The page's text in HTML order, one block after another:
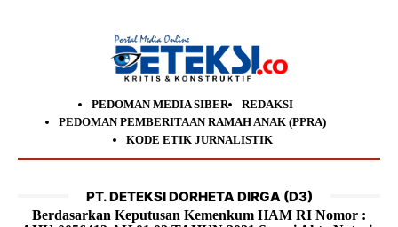
PEDOMAN MEDIA SIBER
REDAKSI
PEDOMAN PEMBERITAAN RAMAH ANAK (PPRA)
KODE ETIK JURNALISTIK
PT. DETEKSI DORHETA DIRGA (D3)
Berdasarkan Keputusan Kemenkum HAM RI Nomor :